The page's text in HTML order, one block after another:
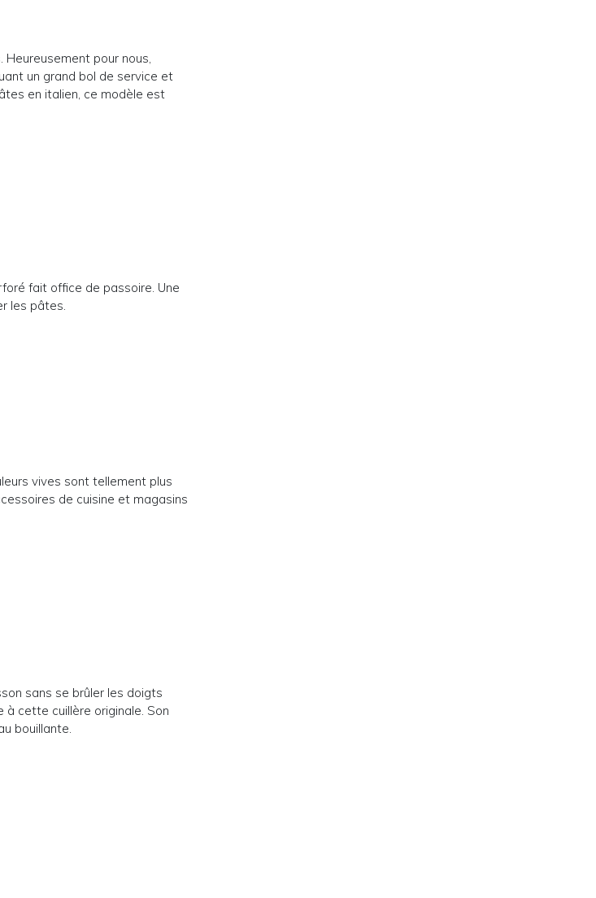
pour nous,
un grand bol de service et
en italien, ce modèle est
fait office de passoire. Une
les pâtes.
vives sont tellement plus
de cuisine et magasins
sans se brûler les doigts
cette cuillère originale. Son
bouillante.